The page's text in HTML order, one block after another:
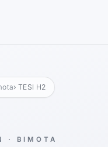
› TESI H2
· BIMOTA